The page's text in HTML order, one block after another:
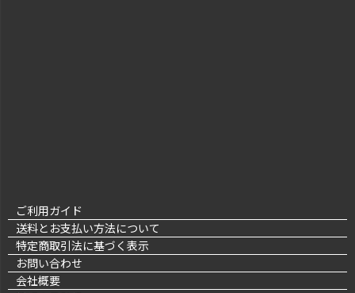
ご利用ガイド
送料とお支払い方法について
特定商取引法に基づく表示
お問い合わせ
会社概要